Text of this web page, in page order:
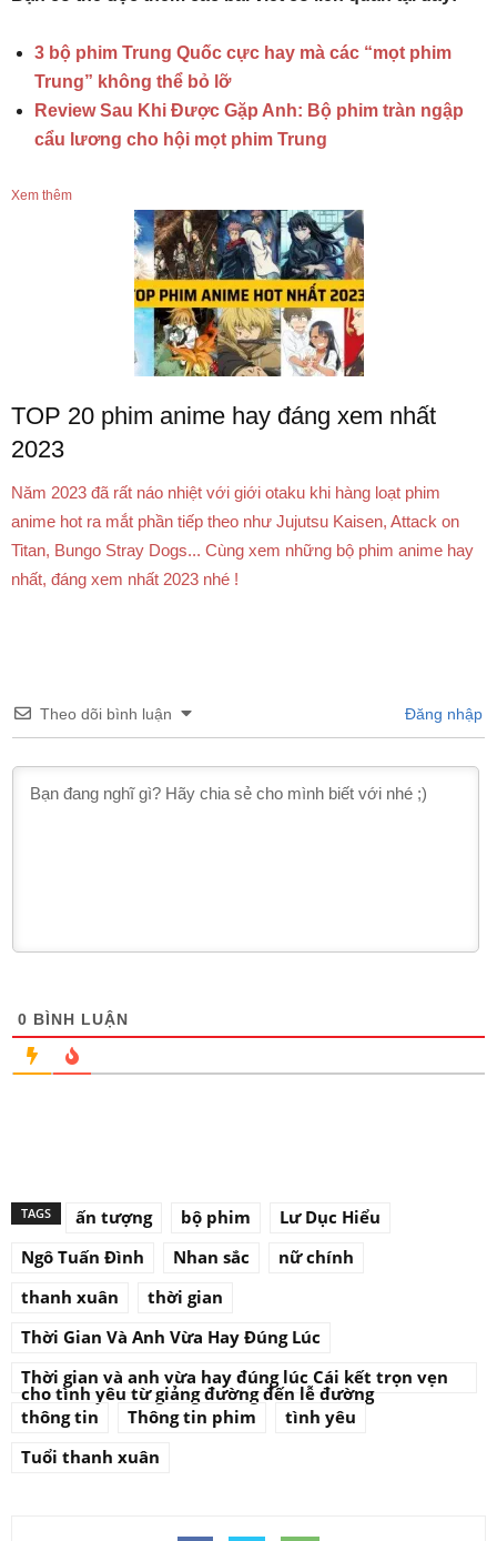
3 bộ phim Trung Quốc cực hay mà các “mọt phim
Trung” không thể bỏ lỡ
Review Sau Khi Được Gặp Anh: Bộ phim tràn ngập
cẩu lương cho hội mọt phim Trung
Xem thêm
TOP 20 phim anime hay đáng xem nhất
2023
Năm 2023 đã rất náo nhiệt với giới otaku khi hàng loạt phim
anime hot ra mắt phần tiếp theo như Jujutsu Kaisen, Attack on
Titan, Bungo Stray Dogs... Cùng xem những bộ phim anime hay
nhất, đáng xem nhất 2023 nhé !
Theo dõi bình luận Đăng nhập
0 BÌNH LUẬN
TAGS ấn tượng bộ phim
Lư Dục Hiểu
Ngô Tuấn Đình
Nhan sắc
nữ chính
thanh xuân
thời gian
Thời Gian Và Anh Vừa Hay Đúng Lúc
Thời gian và anh vừa hay đúng lúc Cái kết trọn vẹn
cho tình yêu từ giảng đường đến lễ đường
thông tin
Thông tin phim
tình yêu
Tuổi thanh xuân